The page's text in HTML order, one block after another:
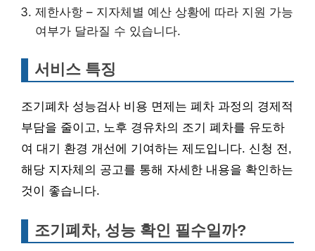
제한사항 – 지자체별 예산 상황에 따라 지원 가능
여부가 달라질 수 있습니다.
서비스 특징
조기폐차 성능검사 비용 면제는 폐차 과정의 경제적
부담을 줄이고, 노후 경유차의 조기 폐차를 유도하
여 대기 환경 개선에 기여하는 제도입니다. 신청 전,
해당 지자체의 공고를 통해 자세한 내용을 확인하는
것이 좋습니다.
조기폐차, 성능 확인 필수일까?